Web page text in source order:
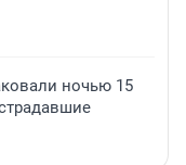
ночью 15